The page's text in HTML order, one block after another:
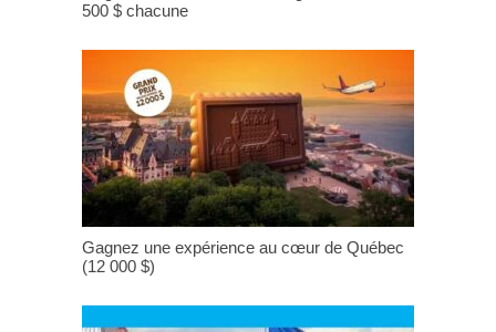
500 $ chacune
Gagnez une expérience au cœur de Québec
(12 000 $)